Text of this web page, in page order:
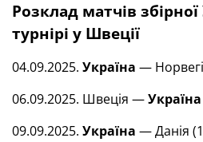
Розклад матчів
турнірі у Швеції
04.09.2025. Україна —
06.09.2025. Швеція —Україна
09.09.2025. Україна — Данія